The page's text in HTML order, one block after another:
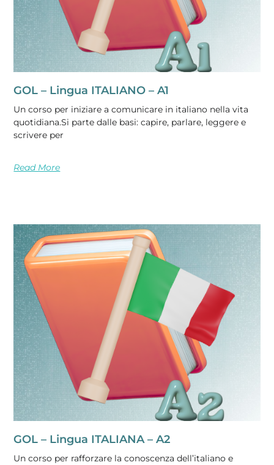
GOL – Lingua ITALIANO – A1
Un corso per iniziare a comunicare in italiano nella vita
quotidiana.Si parte dalle basi: capire, parlare, leggere e
scrivere per
Read More
GOL – Lingua ITALIANA – A2
Un corso per rafforzare la conoscenza dell’italiano e